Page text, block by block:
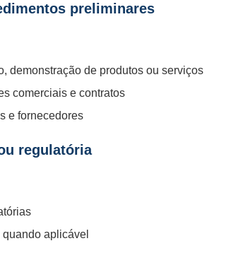
preliminares
demonstração de produtos ou serviços
comerciais e contratos
e fornecedores
regulatória
aplicável